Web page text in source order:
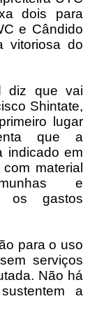
dois para
e Cândido
vitoriosa do
diz que vai
Shintate,
lugar
que a
indicado em
material
e
os gastos
para o uso
serviços
Não há
a